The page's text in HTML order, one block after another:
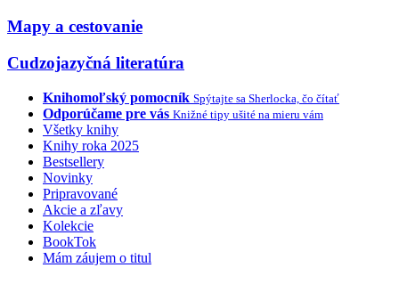
Mapy a cestovanie
Cudzojazyčná literatúra
Knihomoľský pomocník Spýtajte sa Sherlocka, čo čítať
Odporúčame pre vás Knižné tipy ušité na mieru vám
Všetky knihy
Knihy roka 2025
Bestsellery
Novinky
Pripravované
Akcie a zľavy
Kolekcie
BookTok
Mám záujem o titul